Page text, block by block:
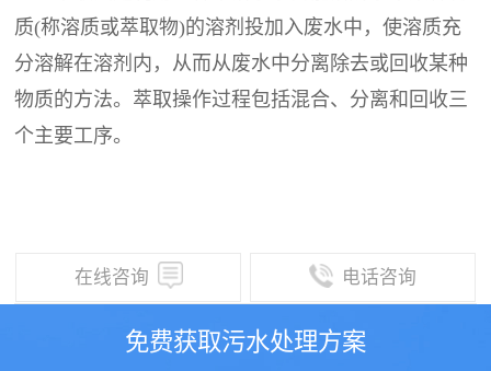
质(称溶质或萃取物)的溶剂投加入废水中，使溶质充
分溶解在溶剂内，从而从废水中分离除去或回收某种
物质的方法。萃取操作过程包括混合、分离和回收三
个主要工序。
在线咨询 电话咨询
免费获取污水处理方案